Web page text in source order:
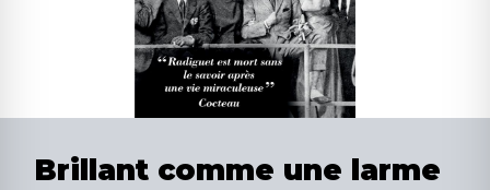
Brillant comme une larme